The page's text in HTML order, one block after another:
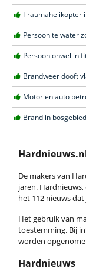
Traumahelikopter
Persoon onwel in
Motor en auto
De makers van
jaren.
het 112 nieuws
Het gebruik van
toestemming. Bij
worden
Hardnieuws